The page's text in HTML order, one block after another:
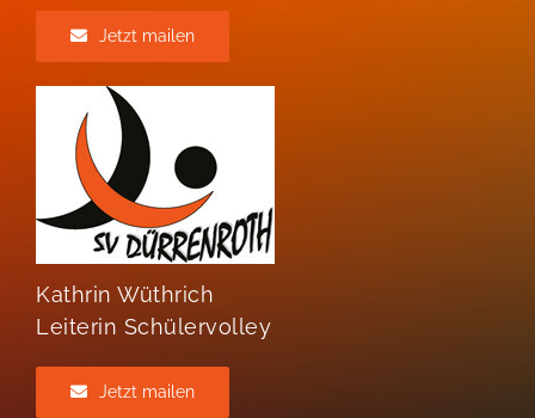
Jetzt mailen
Kathrin Wüthrich
Leiterin Schülervolley
Jetzt mailen